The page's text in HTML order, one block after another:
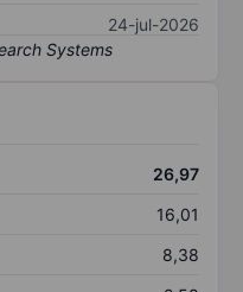
24-jul-2026
26,97
16,01
8,38